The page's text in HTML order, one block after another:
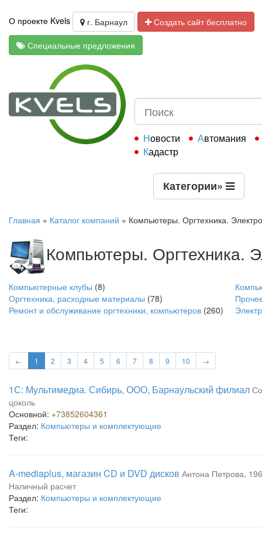
О проекте Kvels г. Барнаул
Создать сайт бесплатно
Специальные предложения
Новости
Автомания
Кадастр
Категории»
Главная » Каталог компаний » Компьютеры. Оргтехника.
Компьютеры. Оргтехника.
Компьютерные клубы (8)
Оргтехника, расходные материалы (78)
Ремонт и обслуживание оргтехники, компьютеров (260)
← 1 2 3 4 5 6 7 8 9 10 →
1С: Мультимедиа. Сибирь, ООО, Барнаульский филиал
цоколь
Основной: +73852604361
Раздел: Компьютеры и комплектующие
Теги:
A-mediaplus, магазин CD и DVD дисков Антона Петрова,
Наличный расчет
Раздел: Компьютеры и комплектующие
Теги: